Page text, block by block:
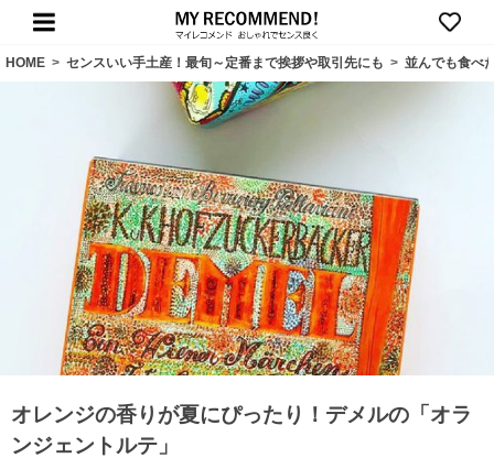
HOME > センスいい手土産！最旬～定番まで挨拶や取引先にも > 並んでも食べ
オレンジの香りが夏にぴったり！デメルの「オラ
ンジェントルテ」